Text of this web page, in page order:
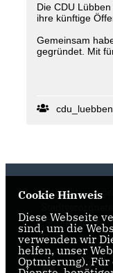
Die CDU
ihre künftige
Gemeinsam
gegründet. Mit
cdu_luebben
Internetseite
(Spreewald)
Dahme-
Cookie Hinweis
Diese Webseite
sind, um die
verwenden wir
helfen, unser
Optmierung).